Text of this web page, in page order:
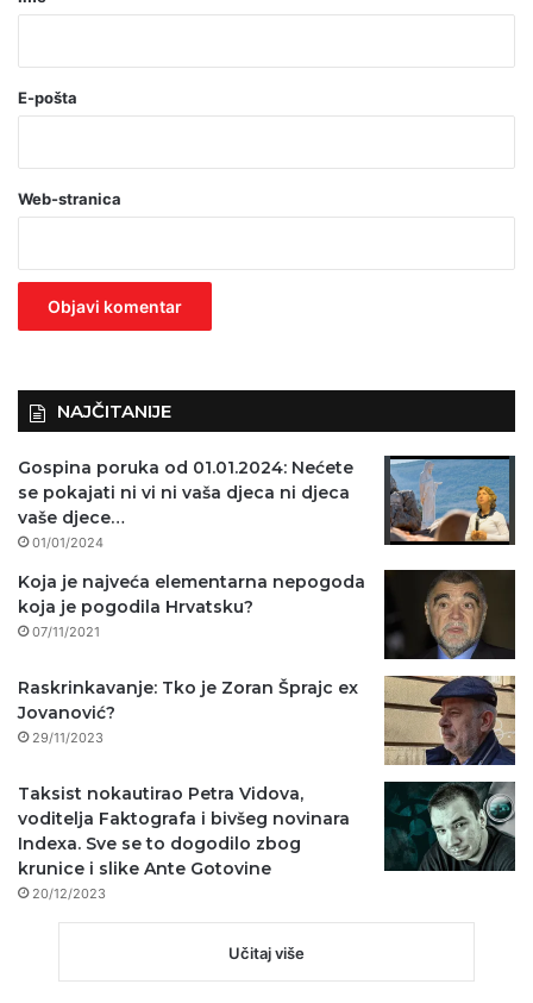
o
a
v
z
E-pošta
Web-stranica
NAJČITANIJE
Gospina poruka od 01.01.2024: Nećete
se pokajati ni vi ni vaša djeca ni djeca
vaše djece…
01/01/2024
Koja je najveća elementarna nepogoda
koja je pogodila Hrvatsku?
07/11/2021
Raskrinkavanje: Tko je Zoran Šprajc ex
Jovanović?
29/11/2023
Taksist nokautirao Petra Vidova,
voditelja Faktografa i bivšeg novinara
Indexa. Sve se to dogodilo zbog
krunice i slike Ante Gotovine
20/12/2023
Učitaj više